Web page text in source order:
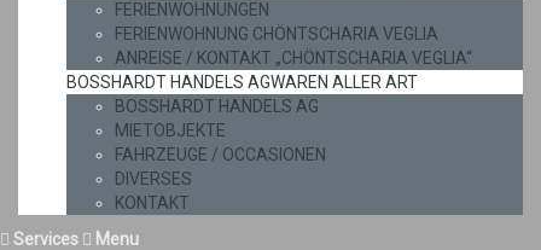
FERIENWOHNUNGEN
FERIENWOHNUNG CHÖNTSCHARIA VEGLIA
ANREISE / KONTAKT „CHÖNTSCHARIA VEGLIA“
BOSSHARDT HANDELS AGWAREN ALLER ART
BOSSHARDT HANDELS AG
MIETOBJEKTE
FAHRZEUGE / OCCASIONEN
DIVERSES
KONTAKT
Services
Menu